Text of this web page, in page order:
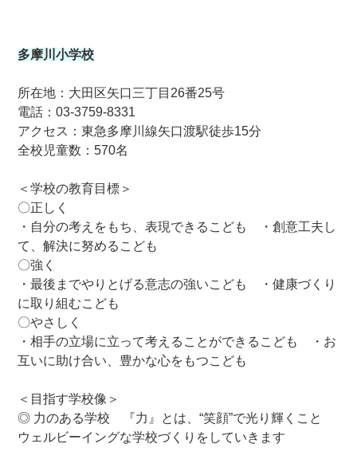
多摩川小学校
所在地：大田区矢口三丁目26番25号
電話：03-3759-8331
アクセス：東急多摩川線矢口渡駅徒歩15分
全校児童数：570名
＜学校の教育目標＞
〇正しく
・自分の考えをもち、表現できるこども ・創意工夫し
て、解決に努めるこども
〇強く
・最後までやりとげる意志の強いこども ・健康づくり
に取り組むこども
〇やさしく
・相手の立場に立って考えることができるこども ・お
互いに助け合い、豊かな心をもつこども
＜目指す学校像＞
◎ 力のある学校 『力』とは、“笑顔”で光り輝くこと
ウェルビーイングな学校づくりをしていきます